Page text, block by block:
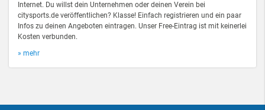
Internet. Du willst dein Unternehmen oder deinen Verein bei
citysports.de veröffentlichen? Klasse! Einfach registrieren und ein paar
Infos zu deinen Angeboten eintragen. Unser Free-Eintrag ist mit keinerlei
Kosten verbunden.
» mehr